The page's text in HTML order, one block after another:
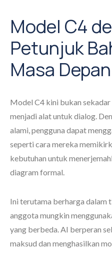
Model C4
Petunjuk
Masa
Model C4 kini bukan
menjadi alat untuk dialog.
alami, pengguna dapat
seperti cara mereka
kebutuhan untuk
diagram formal.
Ini terutama berharga dalam
anggota mungkin
yang berbeda. AI berperan
maksud dan menghasilkan